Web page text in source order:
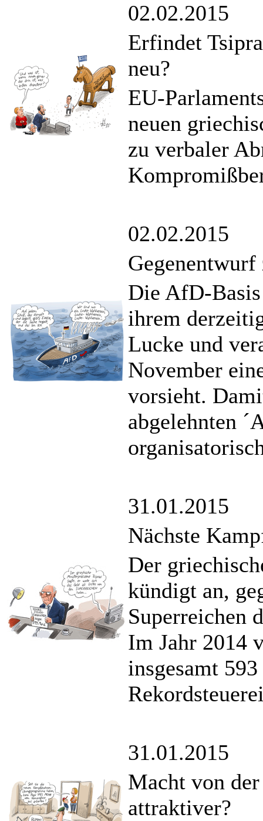
02.02.2015
Erfindet
neu?
EU-
neuen
zu verbaler
02.02.2015
Die AfD-
ihrem
Lucke und
November
vorsieht.
abgelehnten
31.01.2015
Nächste
Der
kündigt an,
Superreichen
Im Jahr 2014
insgesamt
31.01.2015
Macht von
attraktiver?